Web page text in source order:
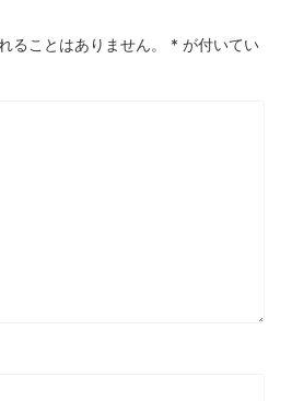
ることはありません。 * が付いてい